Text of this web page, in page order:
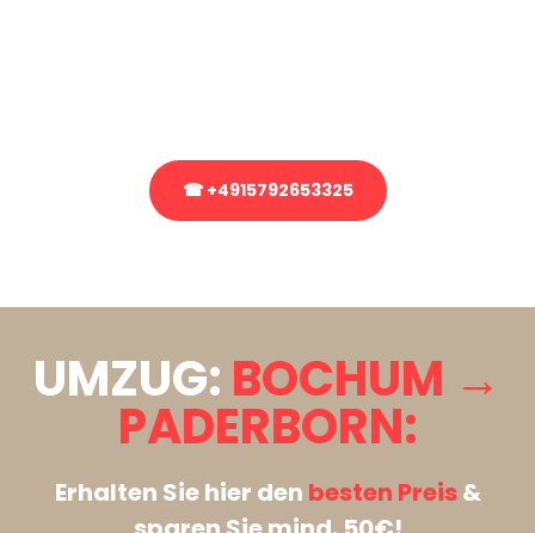
☎ +4915792653325
UMZUG: BOCHUM →
PADERBORN:
Erhalten Sie hier den besten Preis&